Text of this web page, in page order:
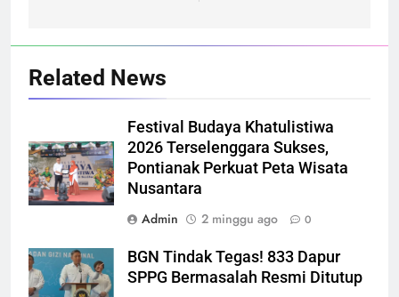
Related News
Festival Budaya Khatulistiwa
2026 Terselenggara Sukses,
Pontianak Perkuat Peta Wisata
Nusantara
Admin
2 minggu ago 0
BGN Tindak Tegas! 833 Dapur
SPPG Bermasalah Resmi Ditutup